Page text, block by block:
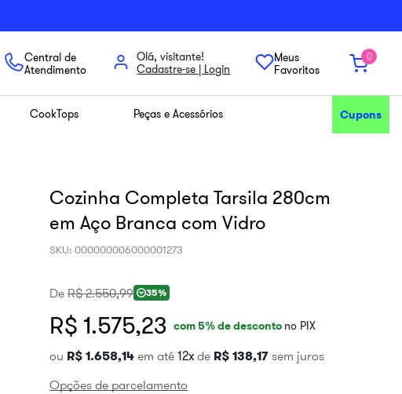
Central de
Atendimento
Olá, visitante!
Meus
Favoritos
0
CookTops Peças e Acessórios Cupons
Cozinha Completa Tarsila 280cm
em Aço Branca com Vidro
SKU:000000006000001273
DeR$ 2.550,99 35%
R$ 1.575,23 com5% de desconto no PIX
ou R$ 1.658,14 em até12 de R$ 138,17 sem juros
Opções de parcelamento